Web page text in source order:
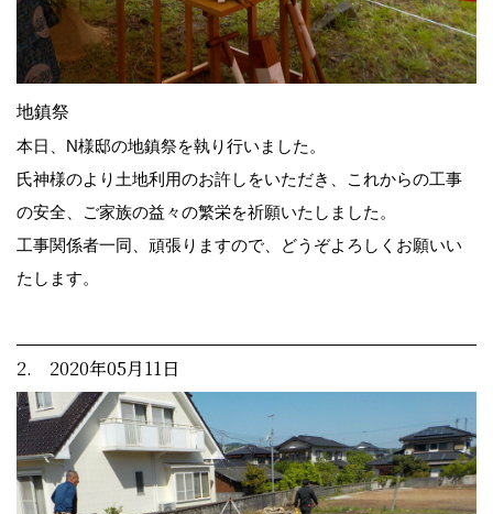
地鎮祭
本日、N様邸の地鎮祭を執り行いました。
氏神様のより土地利用のお許しをいただき、これからの工事
の安全、ご家族の益々の繁栄を祈願いたしました。
工事関係者一同、頑張りますので、どうぞよろしくお願いい
たします。
2. 2020年05月11日